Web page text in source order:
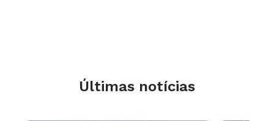
Últimas notícias